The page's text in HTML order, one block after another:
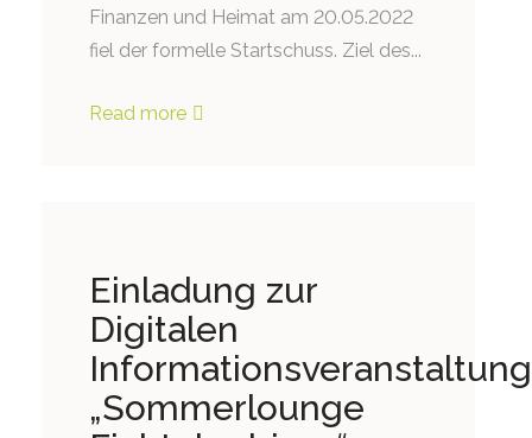
Finanzen und Heimat am 20.05.2022
fiel der formelle Startschuss. Ziel des...
Read more
Einladung zur
Digitalen
Informationsveranstaltung
„Sommerlounge